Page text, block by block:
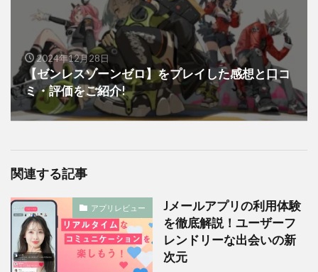
2024年12月28日
【ゼンレスゾーンゼロ】をプレイした感想と口コ
ミ・評価をご紹介!
関連する記事
アプリレビュー
Jメールアプリの利用体験
を徹底解説！ユーザーフ
レンドリーな出会いの新
次元